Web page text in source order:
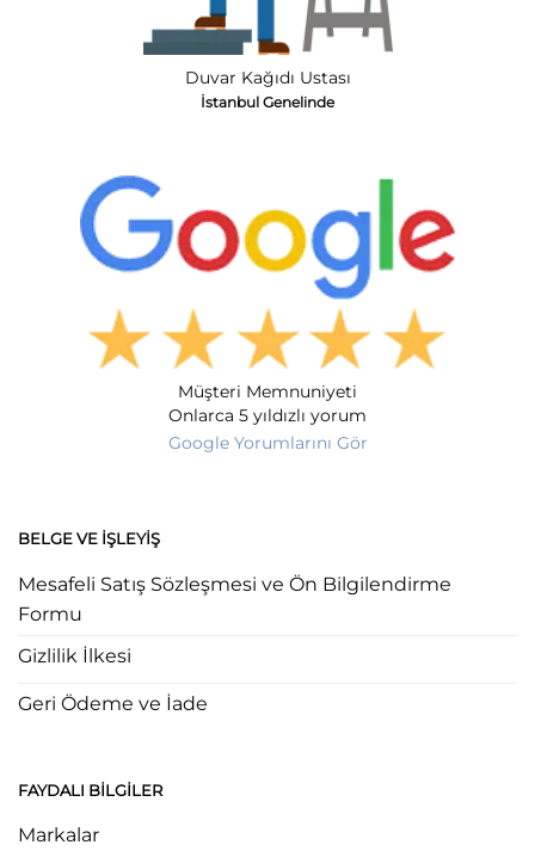
Duvar Kağıdı Ustası
İstanbul Genelinde
Müşteri Memnuniyeti
Onlarca 5 yıldızlı yorum
Google Yorumlarını Gör
BELGE VE İŞLEYIŞ
Mesafeli Satış Sözleşmesi ve Ön Bilgilendirme
Formu
Gizlilik İlkesi
Geri Ödeme ve İade
FAYDALI BILGILER
Markalar